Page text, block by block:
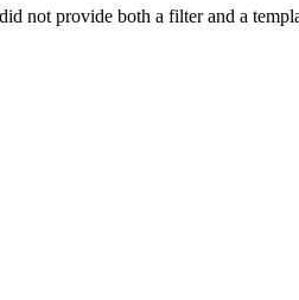
not provide both a filter and a